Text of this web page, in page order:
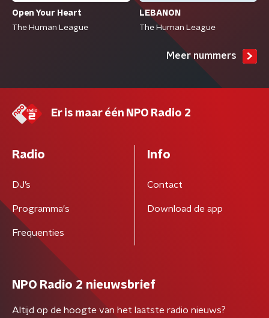
Open Your Heart
The Human League
LEBANON
The Human League
Meer nummers
Er is maar één NPO Radio 2
Radio
DJ’s
Programma's
Frequenties
Info
Contact
Download de app
NPO Radio 2 nieuwsbrief
Altijd op de hoogte van het laatste radio nieuws?